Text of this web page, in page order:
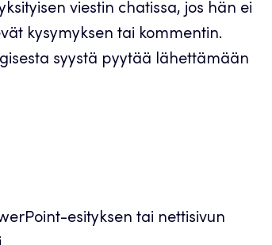
viestin chatissa, jos hän ei
kysymyksen tai kommentin.
syystä pyytää lähettämään
esityksen tai nettisivun